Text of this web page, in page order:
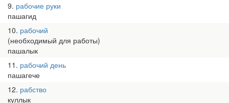
9 рабочие руки
пашагид
10 рабочий
(необходимый для работы)
пашалык
11 рабочий день
пашагече
12 рабство
куллык